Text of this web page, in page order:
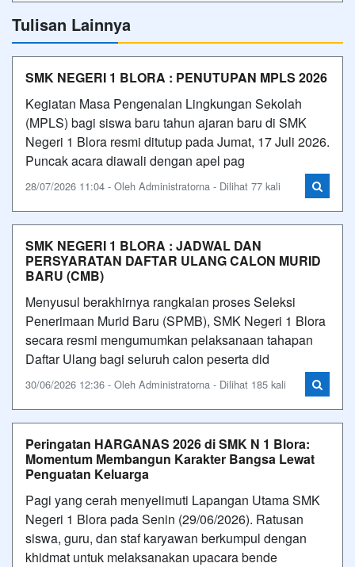
Tulisan Lainnya
SMK NEGERI 1 BLORA : PENUTUPAN MPLS 2026
Kegiatan Masa Pengenalan Lingkungan Sekolah
(MPLS) bagi siswa baru tahun ajaran baru di SMK
Negeri 1 Blora resmi ditutup pada Jumat, 17 Juli 2026.
Puncak acara diawali dengan apel pag
28/07/2026 11:04 - Oleh Administratorna - Dilihat 77 kali
SMK NEGERI 1 BLORA : JADWAL DAN
PERSYARATAN DAFTAR ULANG CALON MURID
BARU (CMB)
Menyusul berakhirnya rangkaian proses Seleksi
Penerimaan Murid Baru (SPMB), SMK Negeri 1 Blora
secara resmi mengumumkan pelaksanaan tahapan
Daftar Ulang bagi seluruh calon peserta did
30/06/2026 12:36 - Oleh Administratorna - Dilihat 185 kali
Peringatan HARGANAS 2026 di SMK N 1 Blora:
Momentum Membangun Karakter Bangsa Lewat
Penguatan Keluarga
Pagi yang cerah menyelimuti Lapangan Utama SMK
Negeri 1 Blora pada Senin (29/06/2026). Ratusan
siswa, guru, dan staf karyawan berkumpul dengan
khidmat untuk melaksanakan upacara bende